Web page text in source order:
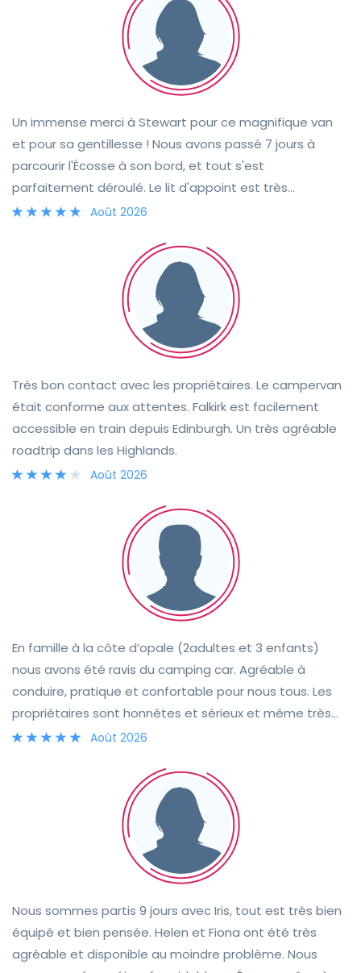
Un immense merci à Stewart pour ce magnifique van
et pour sa gentillesse ! Nous avons passé 7 jours à
parcourir l'Écosse à son bord, et tout s'est
parfaitement déroulé. Le lit d'appoint est très
confortable et nous n'avons rencontré aucun problème
poêle, casserole, passoire, couverts, assiettes, etc.
Nous avons également beaucoup apprécié les chaises
et la table de camping, idéales pour profiter des
magnifiques paysages écossais. Nous recommandons
vivement ce van à tous ceux qui souhaitent explorer
l'Écosse et se créer des souvenirs inoubliables en pleine
nature ! Merci encore, Stewart, pour cette expérience
formidable 😊
Août 2026
Très bon contact avec les propriétaires. Le campervan
était conforme aux attentes. Falkirk est facilement
accessible en train depuis Edinburgh. Un très agréable
roadtrip dans les Highlands.
Août 2026
En famille à la côte d’opale (2adultes et 3 enfants)
nous avons été ravis du camping car. Agréable à
conduire, pratique et confortable pour nous tous. Les
propriétaires sont honnêtes et sérieux et même très
gentils puisqu’ils ne nous ont pas tenu rigueur de nos 2
expérience à refaire sans hésiter.
Août 2026
Nous sommes partis 9 jours avec Iris, tout est très bien
équipé et bien pensée. Helen et Fiona ont été très
agréable et disponible au moindre problème. Nous